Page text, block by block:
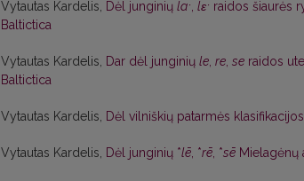
Vytautas Kardelis, Dėl junginių laˑ, lɛˑ raidos šiaurės
Baltictica
Vytautas Kardelis, Dar dėl junginių le, re, se raidos
Baltictica
Vytautas Kardelis, Dėl vilniškių patarmės klasifikacijos
Vytautas Kardelis, Dėl junginių *lē, *rē, *sē Mielagėnų